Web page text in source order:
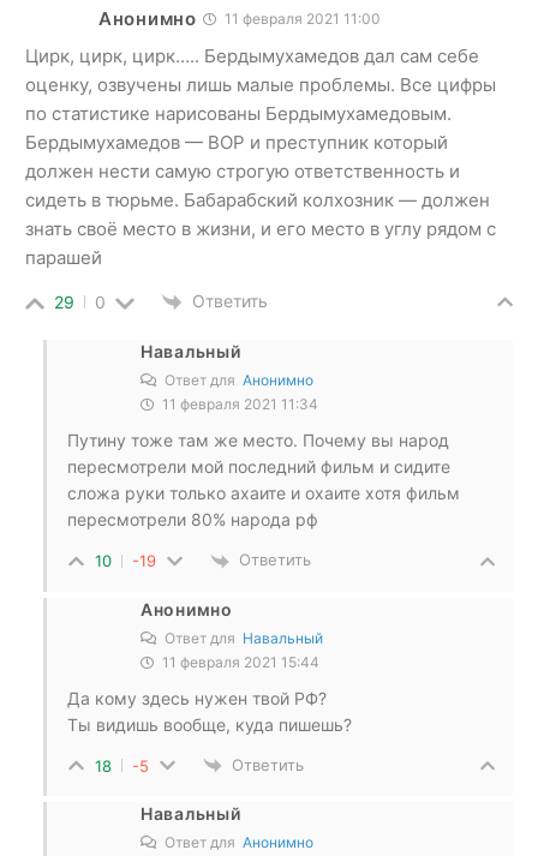
Анонимно 11 февраля 2021 11:00
Цирк, цирк, цирк….. Бердымухамедов дал сам себе
оценку, озвучены лишь малые проблемы. Все цифры
по статистике нарисованы Бердымухамедовым.
Бердымухамедов — ВОР и преступник который
должен нести самую строгую ответственность и
сидеть в тюрьме. Бабарабский колхозник — должен
знать своё место в жизни, и его место в углу рядом с
парашей
29 0 Ответить
Навальный
Ответ для Анонимно
11 февраля 2021 11:34
Путину тоже там же место. Почему вы народ
пересмотрели мой последний фильм и сидите
сложа руки только ахаите и охаите хотя фильм
пересмотрели 80% народа рф
10 -19 Ответить
Анонимно
Ответ для Навальный
11 февраля 2021 15:44
Да кому здесь нужен твой РФ?
Ты видишь вообще, куда пишешь?
18 -5 Ответить
Навальный
Ответ для Анонимно